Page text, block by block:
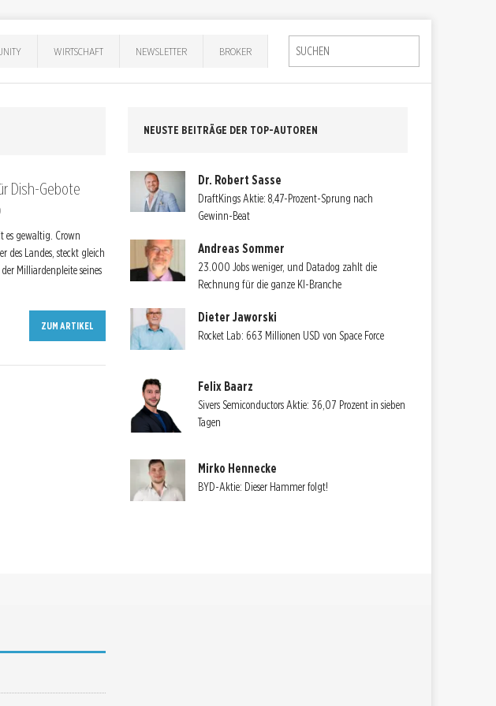
WIRTSCHAFT NEWSLETTER BROKER
Dish-Gebote
es gewaltig. Crown
des Landes, steckt gleich
Milliardenpleite seines
ZUM ARTIKEL
NEUSTE BEITRÄGE DER TOP-AUTOREN
Dr. Robert Sasse
DraftKings Aktie: 8,47-Prozent-Sprung nach
Gewinn-Beat
Andreas Sommer
23.000 Jobs weniger, und Datadog zahlt die
Rechnung für die ganze KI-Branche
Dieter Jaworski
Rocket Lab: 663 Millionen USD von Space Force
Felix Baarz
Sivers Semiconductors Aktie: 36,07 Prozent in sieben
Tagen
Mirko Hennecke
BYD-Aktie: Dieser Hammer folgt!